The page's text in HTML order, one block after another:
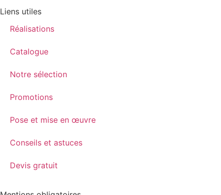
Liens utiles
Réalisations
Catalogue
Notre sélection
Promotions
Pose et mise en œuvre
Conseils et astuces
Devis gratuit